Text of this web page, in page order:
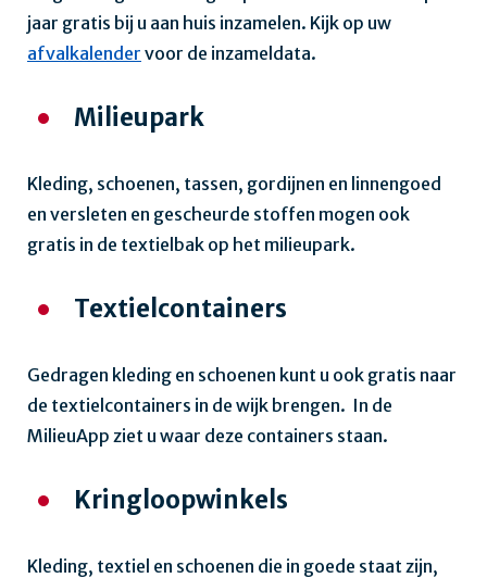
jaar gratis bij u aan huis inzamelen. Kijk op uw
afvalkalender voor de inzameldata.
Milieupark
Kleding, schoenen, tassen, gordijnen en linnengoed
en versleten en gescheurde stoffen mogen ook
gratis in de textielbak op het milieupark.
Textielcontainers
Gedragen kleding en schoenen kunt u ook gratis naar
de textielcontainers in de wijk brengen. In de
MilieuApp ziet u waar deze containers staan.
Kringloopwinkels
Kleding, textiel en schoenen die in goede staat zijn,